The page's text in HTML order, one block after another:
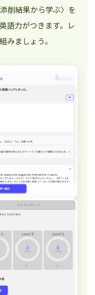
削結果から学ぶ〉を
語力がつきます。レ
みましょう。